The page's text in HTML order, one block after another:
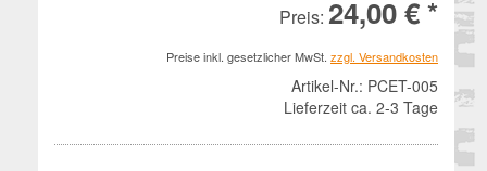
Preis: 24,00 € *
Preise inkl. gesetzlicher MwSt. zzgl. Versandkosten
Artikel-Nr.: PCET-005
Lieferzeit ca. 2-3 Tage